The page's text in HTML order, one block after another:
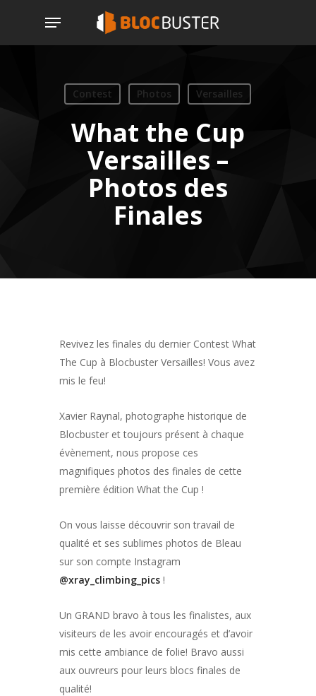
main
Menu
Contest Photos Versailles
What the Cup
Versailles –
Photos des
Finales
Revivez les finales du dernier Contest What
The Cup à Blocbuster Versailles! Vous avez
mis le feu!
Xavier Raynal, photographe historique de
Blocbuster et toujours présent à chaque
évènement, nous propose ces
magnifiques photos des finales de cette
première édition What the Cup !
On vous laisse découvrir son travail de
qualité et ses sublimes photos de Bleau
sur son compte Instagram
@xray_climbing_pics !
Un GRAND bravo à tous les finalistes, aux
visiteurs de les avoir encouragés et d’avoir
mis cette ambiance de folie! Bravo aussi
aux ouvreurs pour leurs blocs finales de
qualité!